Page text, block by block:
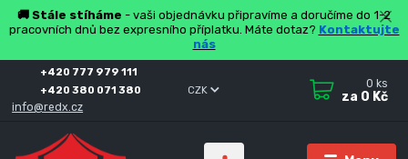
🚚 Stále stíháme - vaši objednávku připravíme a doručíme do 1-2
pracovních dnů bez expresního příplatku. Máte dotaz? Kontaktujte
nás
CZK
+420 777 979 111
+420 380 071 380
info@redx.cz
0 ks
za 0 Kč